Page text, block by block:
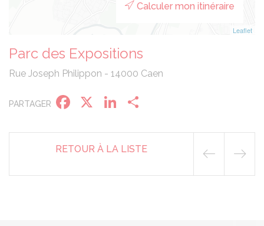
Leaflet
Calculer mon itinéraire
Parc des Expositions
Rue Joseph Philippon - 14000 Caen
PARTAGER Facebook
X LinkedIn
RETOUR À LA LISTE